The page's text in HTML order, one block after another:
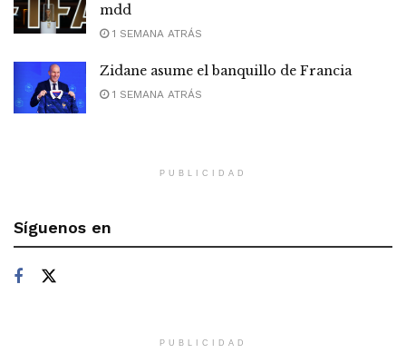
mdd
1 SEMANA ATRÁS
Zidane asume el banquillo de Francia
1 SEMANA ATRÁS
PUBLICIDAD
Síguenos en
PUBLICIDAD